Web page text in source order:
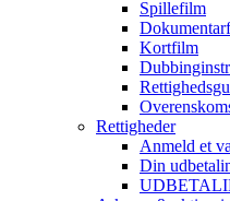
Spillefilm
Kortfilm
Rettigheder
Anmeld et
Din